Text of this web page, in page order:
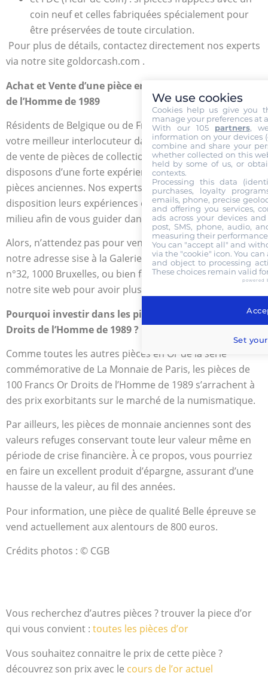
coin neuf et celles fabriquées spécialement pour
être préservées de toute circulation.
Pour plus de détails, contactez directement nos experts
via notre site goldorcash.com .
Achat et Vente d’une pièce en Or de 100 Francs Droits
de l’Homme de 1989
Résidents de Belgique ou de France, la Gold Or Cash est
votre meilleur interlocuteur dans vos projets d’achat ou
de vente de pièces de collection numismatique. Nous
disposons d’une forte expérience en achat et vente de
pièces anciennes. Nos experts numismates mettent à
disposition leurs expériences et leurs connaissances du
milieu afin de vous guider dans le bon choix.
Alors, n’attendez pas pour venir dans notre boutique
notre adresse sise à la Galerie Ravenstein, boutique
n°32, 1000 Bruxelles, ou bien faites un petit tour dans
notre site web pour avoir plus d’informations.
Pourquoi investir dans les pièces de 100 Francs Or
Droits de l’Homme de 1989 ?
Comme toutes les autres pièces en Or de la série
commémorative de La Monnaie de Paris, les pièces de
100 Francs Or Droits de l’Homme de 1989 s’arrachent à
des prix exorbitants sur le marché de la numismatique.
Par ailleurs, les pièces de monnaie anciennes sont des
valeurs refuges conservant toute leur valeur même en
période de crise financière. À ce propos, vous pourriez
en faire un excellent produit d’épargne, assurant d’une
hausse de la valeur, au fil des années.
Pour information, une pièce de qualité Belle épreuve se
vend actuellement aux alentours de 800 euros.
Crédits photos : © CGB
Vous recherchez d’autres pièces ? trouver la piece d’or
qui vous convient : toutes les pièces d’or
Vous souhaitez connaitre le prix de cette pièce ?
découvrez son prix avec le cours de l’or actuel
We use cookies
Cookies help us give you
manage your preferences at
With our 105 partners,
information on your devices
combine and share your
whether collected on this
held by some of us, or
contexts.
Processing this data
purchases, loyalty
emails, phone, precise
and offering you services,
ads across your devices
post, SMS, phone, audio,
measuring their
You can "accept all" and
via the "cookie" icon. You
and object to processing
These choices remain valid
powered
Set